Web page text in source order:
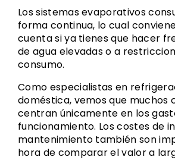
Los sistemas evaporativos
forma continua, lo cual
cuenta si ya tienes que hacer
de agua elevadas o a
consumo.
Como especialistas en
doméstica, vemos que muchos
centran únicamente en los
funcionamiento. Los costes de
mantenimiento también son
hora de comparar el valor a